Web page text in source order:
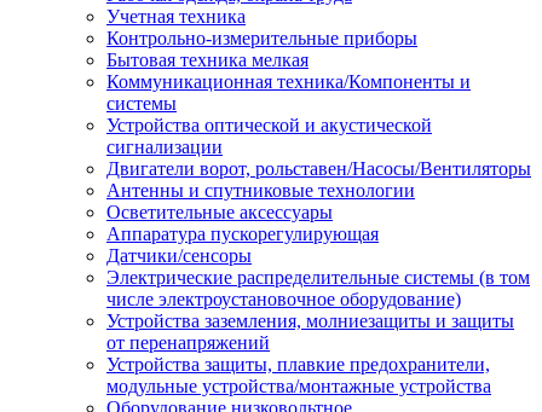
Учетная техника
Контрольно-измерительные приборы
Бытовая техника мелкая
Коммуникационная техника/Компоненты и
системы
Устройства оптической и акустической
сигнализации
Двигатели ворот, рольставен/Насосы/Вентиляторы
Антенны и спутниковые технологии
Осветительные аксессуары
Аппаратура пускорегулирующая
Датчики/сенсоры
Электрические распределительные системы (в том
числе электроустановочное оборудование)
Устройства заземления, молниезащиты и защиты
от перенапряжений
Устройства защиты, плавкие предохранители,
модульные устройства/монтажные устройства
Оборудование низковольтное